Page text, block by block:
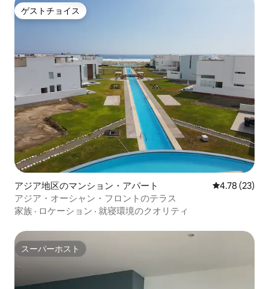
ゲストチョイス
ゲストチョイス
アジア地区のマンション・アパート レビュー23
4.78 (23)
アジア・オーシャン・フロントのテラス
家族 · ロケーション · 就寝環境のクオリティ
スーパーホスト
スーパーホスト